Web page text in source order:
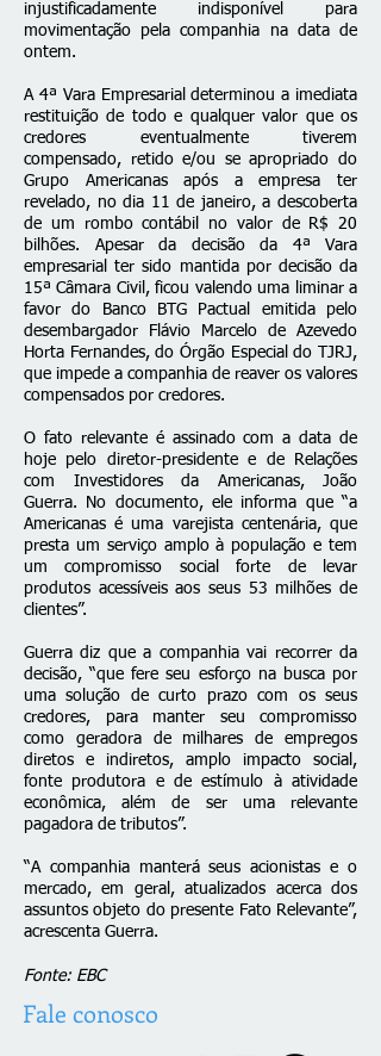
injustificadamente indisponível para
movimentação pela companhia na data de
ontem.
A 4ª Vara Empresarial determinou a imediata
restituição de todo e qualquer valor que os
credores eventualmente tiverem
compensado, retido e/ou se apropriado do
Grupo Americanas após a empresa ter
revelado, no dia 11 de janeiro, a descoberta
de um rombo contábil no valor de R$ 20
bilhões. Apesar da decisão da 4ª Vara
empresarial ter sido mantida por decisão da
15ª Câmara Civil, ficou valendo uma liminar a
favor do Banco BTG Pactual emitida pelo
desembargador Flávio Marcelo de Azevedo
Horta Fernandes, do Órgão Especial do TJRJ,
que impede a companhia de reaver os valores
compensados por credores.
O fato relevante é assinado com a data de
hoje pelo diretor-presidente e de Relações
com Investidores da Americanas, João
Guerra. No documento, ele informa que “a
Americanas é uma varejista centenária, que
presta um serviço amplo à população e tem
um compromisso social forte de levar
produtos acessíveis aos seus 53 milhões de
clientes”.
Guerra diz que a companhia vai recorrer da
decisão, “que fere seu esforço na busca por
uma solução de curto prazo com os seus
credores, para manter seu compromisso
como geradora de milhares de empregos
diretos e indiretos, amplo impacto social,
fonte produtora e de estímulo à atividade
econômica, além de ser uma relevante
pagadora de tributos”.
“A companhia manterá seus acionistas e o
mercado, em geral, atualizados acerca dos
assuntos objeto do presente Fato Relevante”,
acrescenta Guerra.
Fonte: EBC
Fale conosco